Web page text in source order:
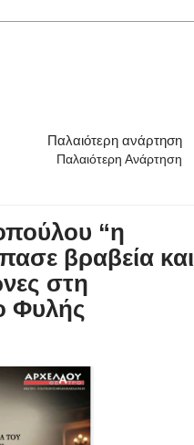
Παλαιότερη ανάρτηση
Παλαιότερη Ανάρτηση
“η
βραβεία και
στη
Φυλής